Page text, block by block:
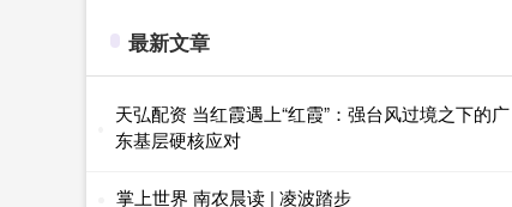
最新文章
天弘配资 当红霞遇上“红霞”：强台风过境之下的广
东基层硬核应对
掌上世界 南农晨读 | 凌波踏步